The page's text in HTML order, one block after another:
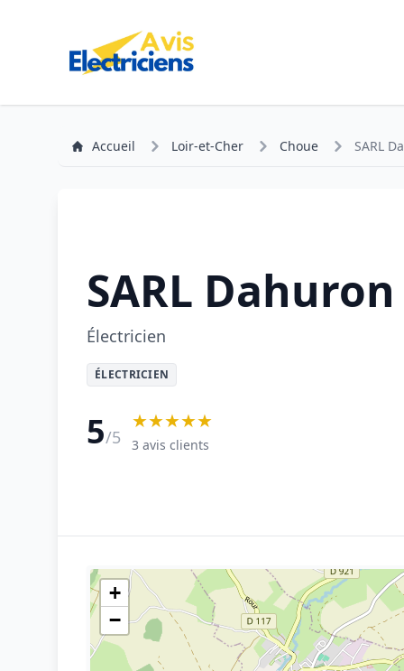
Accueil Loir-et-Cher Choue SARL
SARL
Électricien
ÉLECTRICIEN
5/5
★★★★★
3 avis clients
+
−